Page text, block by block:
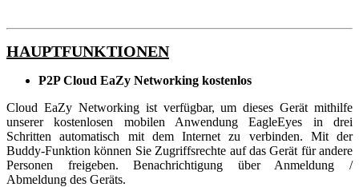
HAUPTFUNKTIONEN
P2P Cloud EaZy Networking kostenlos
Cloud EaZy Networking ist verfügbar, um dieses Gerät mithilfe
unserer kostenlosen mobilen Anwendung EagleEyes in drei
Schritten automatisch mit dem Internet zu verbinden. Mit der
Buddy-Funktion können Sie Zugriffsrechte auf das Gerät für andere
Personen freigeben. Benachrichtigung über Anmeldung /
Abmeldung des Geräts.